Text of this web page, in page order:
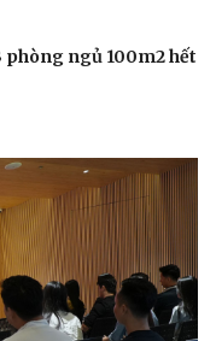
phòng ngủ 100m2 hết